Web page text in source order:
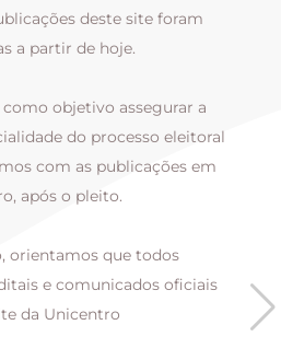
deste site foram
a partir de hoje.
objetivo assegurar a
do processo eleitoral
com as publicações em
após o pleito.
orientamos que todos
e comunicados oficiais
da Unicentro